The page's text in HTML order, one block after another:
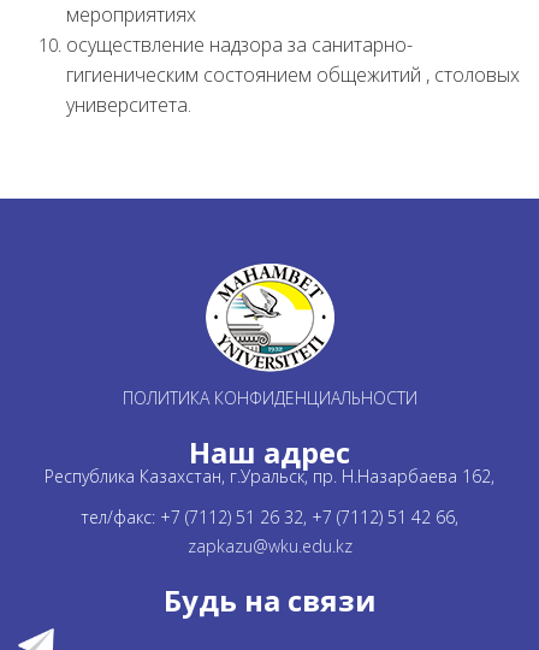
мероприятиях
осуществление надзора за санитарно-
гигиеническим состоянием общежитий , столовых
университета.
ПОЛИТИКА КОНФИДЕНЦИАЛЬНОСТИ
Наш адрес
Республика Казахстан, г.Уральск, пр. Н.Назарбаева 162,
тел/факс: +7 (7112) 51 26 32, +7 (7112) 51 42 66,
zapkazu@wku.edu.kz
Будь на связи